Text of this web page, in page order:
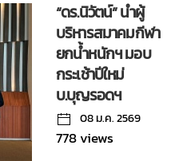
“ดร.นิวัตน์” นำผู้
บริหารสมาคมกีฬา
ยกน้ำหนักฯ มอบ
กระเช้าปีใหม่
บ.บุญรอดฯ
08 ม.ค. 2569
778 views